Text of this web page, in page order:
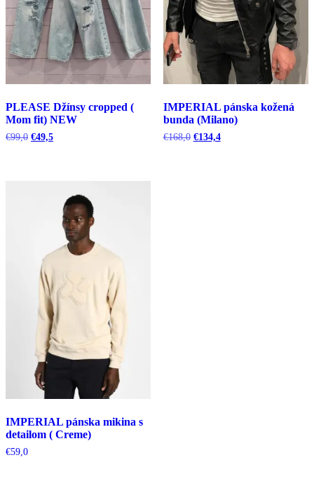
PLEASE Džínsy cropped (
Mom fit) NEW
€99,0 Pôvodná
€49,5Aktuálna
IMPERIAL pánska kožená
bunda (Milano)
€168,0 Pôvodná
€134,4Aktuálna
IMPERIAL pánska mikina s
detailom ( Creme)
€59,0